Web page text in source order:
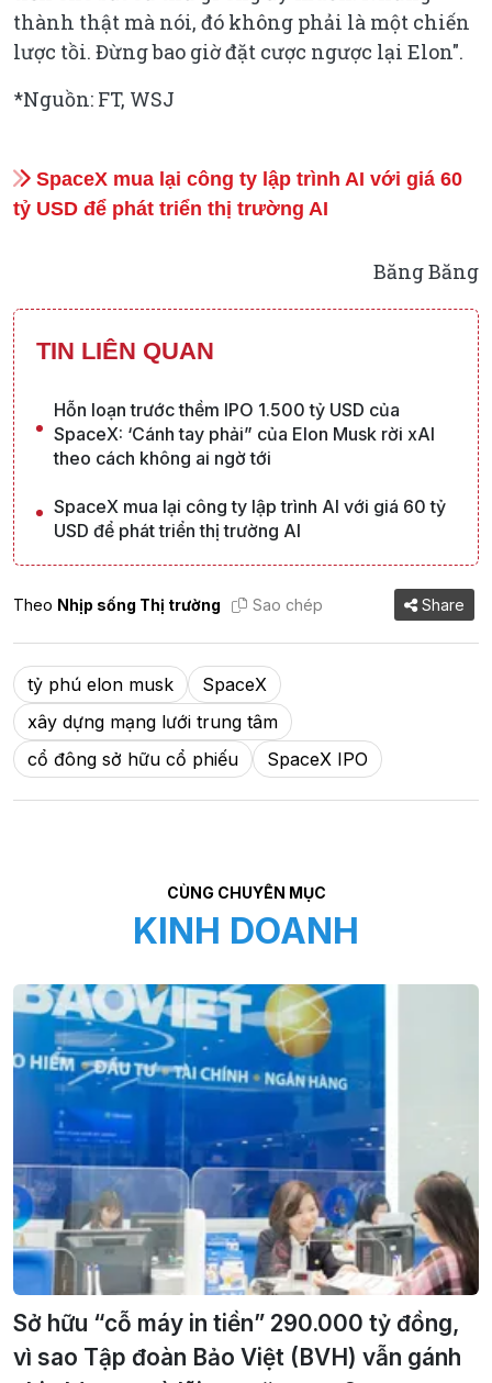
thành thật mà nói, đó không phải là một chiến
lược tồi. Đừng bao giờ đặt cược ngược lại Elon".
*Nguồn: FT, WSJ
SpaceX mua lại công ty lập trình AI với giá 60
tỷ USD để phát triển thị trường AI
Băng Băng
TIN LIÊN QUAN
Hỗn loạn trước thềm IPO 1.500 tỷ USD của
SpaceX: ‘Cánh tay phải” của Elon Musk rời xAI
theo cách không ai ngờ tới
SpaceX mua lại công ty lập trình AI với giá 60 tỷ
USD để phát triển thị trường AI
Theo Nhịp sống Thị trường Sao chép Share
tỷ phú elon musk
SpaceX
xây dựng mạng lưới trung tâm
cổ đông sở hữu cổ phiếu
SpaceX IPO
CÙNG CHUYÊN MỤC
KINH DOANH
Sở hữu “cỗ máy in tiền” 290.000 tỷ đồng,
vì sao Tập đoàn Bảo Việt (BVH) vẫn gánh